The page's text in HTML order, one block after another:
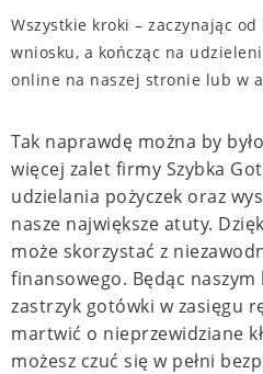
Wszystkie kroki – zaczynając
wniosku, a kończąc na
online na naszej stronie lub w
Tak naprawdę można by
więcej zalet firmy Szybka
udzielania pożyczek oraz
nasze największe atuty.
może skorzystać z
finansowego. Będąc naszym
zastrzyk gotówki w zasięgu
martwić o nieprzewidziane
możesz czuć się w pełni